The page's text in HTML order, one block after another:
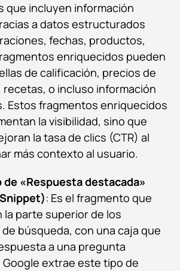
que incluyen información
a datos estructurados
fechas, productos,
enriquecidos pueden
de calificación, precios de
o incluso información
Estos fragmentos enriquecidos
la visibilidad, sino que
la tasa de clics (CTR) al
más contexto al usuario.
de «Respuesta destacada»
: Es el fragmento que
la parte superior de los
búsqueda, con una caja que
a una pregunta
extrae este tipo de